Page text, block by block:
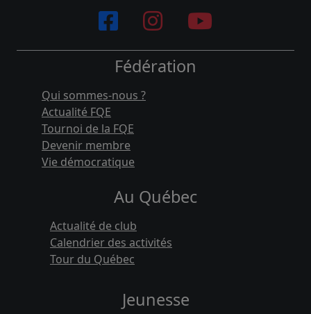
Fédération
Qui sommes-nous ?
Actualité FQE
Tournoi de la FQE
Devenir membre
Vie démocratique
Au Québec
Actualité de club
Calendrier des activités
Tour du Québec
Jeunesse